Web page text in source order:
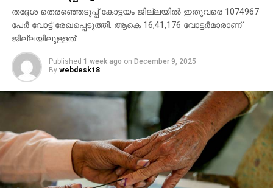
തദ്ദേശ തെരഞ്ഞെടുപ്പ് കോട്ടയം ജില്ലയില്‍ ഇതുവരെ 1074967
പേര്‍ വോട്ട് രേഖപ്പെടുത്തി. ആകെ 16,41,176 വോട്ടര്‍മാരാണ്
ജില്ലയിലുള്ളത്.
Published 1 week ago on December 9, 2025
By webdesk18